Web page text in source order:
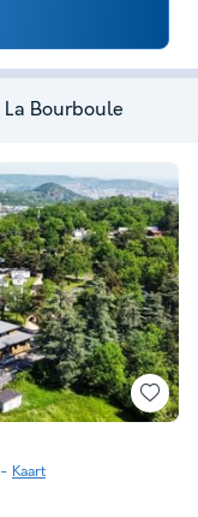
Bourboule
Kaart